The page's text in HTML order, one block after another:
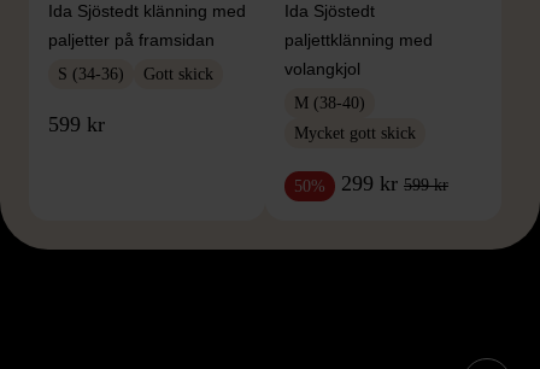
Ida Sjöstedt klänning med
paljetter på framsidan
S (34-36) Gott skick
599 kr
Ida Sjöstedt
paljettklänning med
volangkjol
M (38-40)
Mycket gott skick
50% 299 kr 599 kr